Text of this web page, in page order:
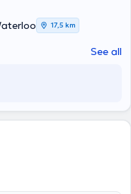
of Health in DRC
epidemic. He
various consultations:
She can be reached
his patients about the
17,5 km
See all